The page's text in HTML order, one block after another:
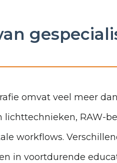
omvat veel meer
lichttechnieken, RAW-
workflows.
in voortdurende